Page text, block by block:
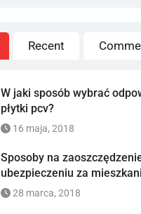
Recent
W jaki sposób wybrać
płytki pcv?
16 maja, 2018
Sposoby na
ubezpieczeniu za
28 marca, 2018